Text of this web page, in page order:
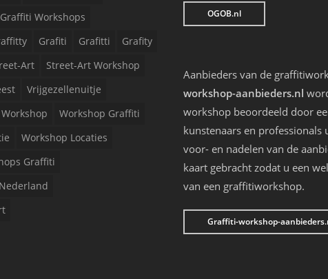
Graffiti Workshops
Grafiti Grafitti
Grafity
Art
Street-Art Workshop
Vrijgezellenuitje
Workshop
Workshop Graffiti
Workshop Locaties
Graffiti
OGOB.nl
Aanbieders van de
workshop-aanbieders.nl
workshop beoordeeld door
kunstenaars en
voor- en nadelen van de
kaart gebracht zodat u een
van een graffitiworkshop.
Graffiti-workshop-